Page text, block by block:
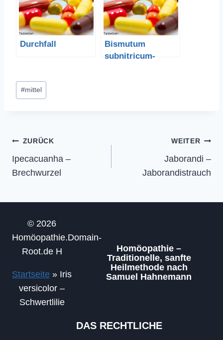
Durchfall
Bismutum
subnitricum-
Schlagworte:
#mittel
Beitragsnavigation
ZURÜCK
Ipecacuanha –
Brechwurzel
WEITER
Jaborandi –
Jaborandistrauch
© 2026
Homöopathie.Domain-
Root.de H
Startseite » Iris
versicolor –
Schwertlilie
Homöopathie –
Traditionelle, sanfte
Heilmethode nach
Samuel Hahnemann
DAS RECHTLICHE